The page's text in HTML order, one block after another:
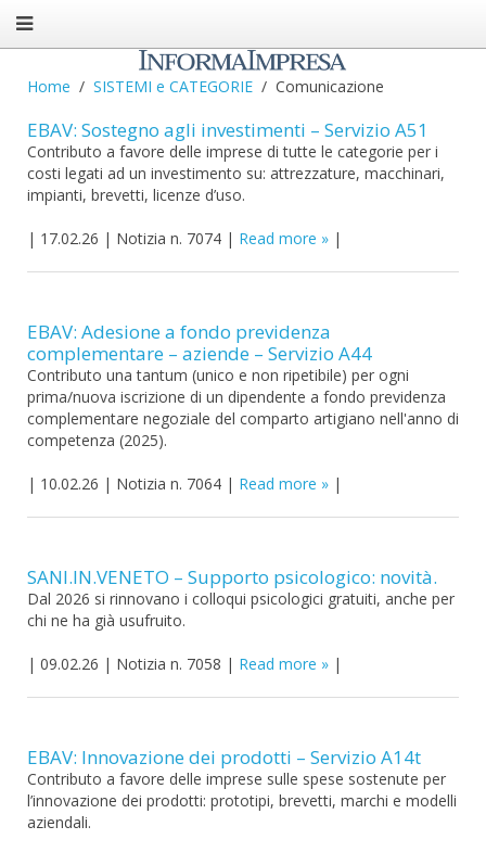
Home SISTEMI e CATEGORIE Comunicazione
EBAV: Sostegno agli investimenti – Servizio A51
Contributo a favore delle imprese di tutte le categorie per i
costi legati ad un investimento su: attrezzature, macchinari,
impianti, brevetti, licenze d’uso.
| 17.02.26 | Notizia n. 7074 | Read more |
EBAV: Adesione a fondo previdenza
complementare – aziende – Servizio A44
Contributo una tantum (unico e non ripetibile) per ogni
prima/nuova iscrizione di un dipendente a fondo previdenza
complementare negoziale del comparto artigiano nell'anno di
competenza (2025).
| 10.02.26 | Notizia n. 7064 | Read more |
SANI.IN.VENETO – Supporto psicologico: novità.
Dal 2026 si rinnovano i colloqui psicologici gratuiti, anche per
chi ne ha già usufruito.
| 09.02.26 | Notizia n. 7058 | Read more |
EBAV: Innovazione dei prodotti – Servizio A14t
Contributo a favore delle imprese sulle spese sostenute per
l’innovazione dei prodotti: prototipi, brevetti, marchi e modelli
aziendali.